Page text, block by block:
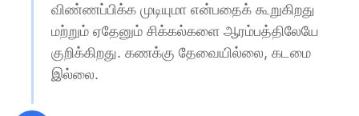
விண்ணப்பிக்க முடியுமா என்பதைக் கூறுகிறது
மற்றும் ஏதேனும் சிக்கல்களை ஆரம்பத்திலேயே
குறிக்கிறது. கணக்கு தேவையில்லை, கடமை
இல்லை.